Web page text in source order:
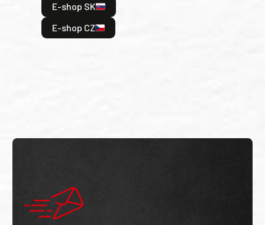
E-shop SK
E-shop CZ